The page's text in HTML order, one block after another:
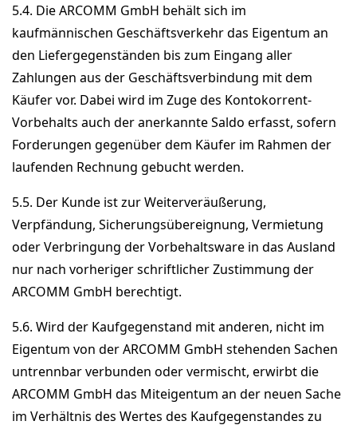
5.4. Die ARCOMM GmbH behält sich im
kaufmännischen Geschäftsverkehr das Eigentum an
den Liefergegenständen bis zum Eingang aller
Zahlungen aus der Geschäftsverbindung mit dem
Käufer vor. Dabei wird im Zuge des Kontokorrent-
Vorbehalts auch der anerkannte Saldo erfasst, sofern
Forderungen gegenüber dem Käufer im Rahmen der
laufenden Rechnung gebucht werden.
5.5. Der Kunde ist zur Weiterveräußerung,
Verpfändung, Sicherungsübereignung, Vermietung
oder Verbringung der Vorbehaltsware in das Ausland
nur nach vorheriger schriftlicher Zustimmung der
ARCOMM GmbH berechtigt.
5.6. Wird der Kaufgegenstand mit anderen, nicht im
Eigentum von der ARCOMM GmbH stehenden Sachen
untrennbar verbunden oder vermischt, erwirbt die
ARCOMM GmbH das Miteigentum an der neuen Sache
im Verhältnis des Wertes des Kaufgegenstandes zu